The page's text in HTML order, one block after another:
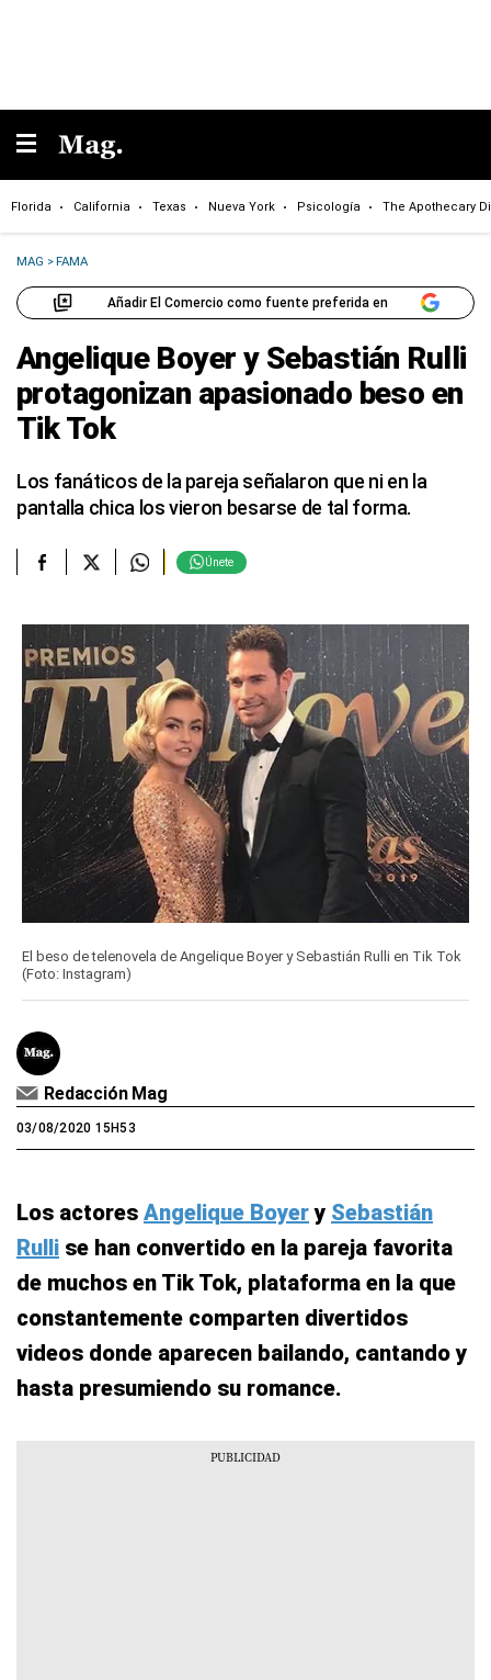
Florida California Texas Nueva York Psicología The Apothecary
MAG >FAMA
Añadir El Comercio como fuente preferida en
Angelique Boyer y Sebastián Rulli
protagonizan apasionado beso en
Tik Tok
Los fanáticos de la pareja señalaron que ni en la
pantalla chica los vieron besarse de tal forma.
Únete
El beso de telenovela de Angelique Boyer y Sebastián Rulli en Tik Tok
(Foto: Instagram)
Redacción Mag
03/08/2020 15H53
Los actores Angelique Boyery Sebastián
Rulli se han convertido en la pareja favorita
de muchos en Tik Tok, plataforma en la que
constantemente comparten divertidos
videos donde aparecen bailando, cantando y
hasta presumiendo su romance.